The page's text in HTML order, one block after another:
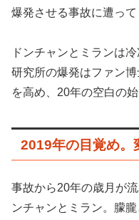
爆発させる事故に遭って
ドンチャンとミランは
研究所の爆発はファン
を高め、20年の空白の
2019年の目覚め。
事故から20年の歳月が
ンチャンとミラン。朦